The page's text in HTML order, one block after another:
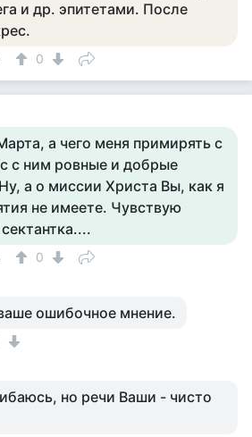
и др. эпитетами. После
0
а чего меня примирять с
с ним ровные и добрые
а о миссии Христа Вы, как я
не имеете. Чувствую
0
ошибочное мнение.
но речи Ваши - чисто